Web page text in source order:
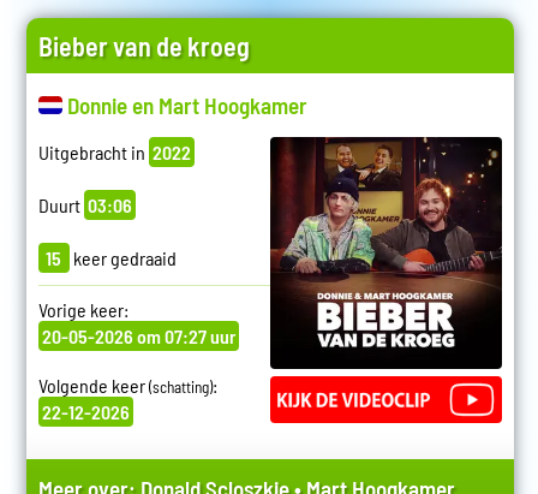
Bieber van de kroeg
Donnie en Mart Hoogkamer
Uitgebracht in 2022
Duurt 03:06
15 keer gedraaid
Vorige keer:
20-05-2026 om 07:27 uur
Volgende keer(schatting):
22-12-2026
Meer over: Donald Scloszkie•Mart Hoogkamer